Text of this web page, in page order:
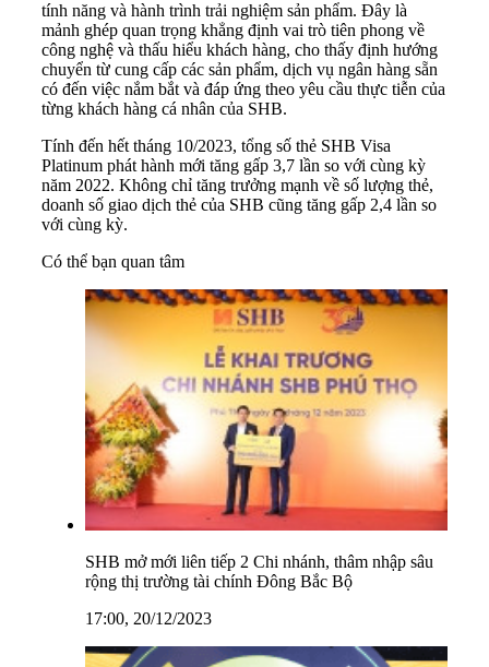
tính năng và hành trình trải nghiệm sản phẩm. Đây là
mảnh ghép quan trọng khẳng định vai trò tiên phong về
công nghệ và thấu hiểu khách hàng, cho thấy định hướng
chuyển từ cung cấp các sản phẩm, dịch vụ ngân hàng sẵn
có đến việc nắm bắt và đáp ứng theo yêu cầu thực tiễn của
từng khách hàng cá nhân của SHB.
Tính đến hết tháng 10/2023, tổng số thẻ SHB Visa
Platinum phát hành mới tăng gấp 3,7 lần so với cùng kỳ
năm 2022. Không chỉ tăng trưởng mạnh về số lượng thẻ,
doanh số giao dịch thẻ của SHB cũng tăng gấp 2,4 lần so
với cùng kỳ.
Có thể bạn quan tâm
SHB mở mới liên tiếp 2 Chi nhánh, thâm nhập sâu
rộng thị trường tài chính Đông Bắc Bộ
17:00, 20/12/2023